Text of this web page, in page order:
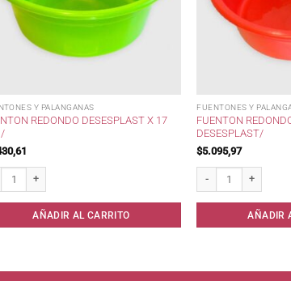
Y PALANGANAS
REDONDO DESESPLAST X 17
/
AÑADIR AL CARRITO
FUENTONES Y
FUENTON
DESESPLAST/
$5.095,97
AÑADIR